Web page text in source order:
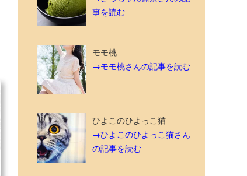
事を読む
モモ桃
→モモ桃さんの記事を読む
ひよこのひよっこ猫
→ひよこのひよっこ猫さん
の記事を読む